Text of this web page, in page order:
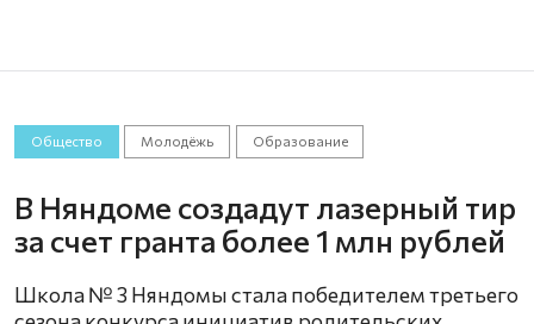
Общество Молодёжь Образование
В Няндоме создадут лазерный тир
за счет гранта более 1 млн рублей
Школа № 3 Няндомы стала победителем третьего